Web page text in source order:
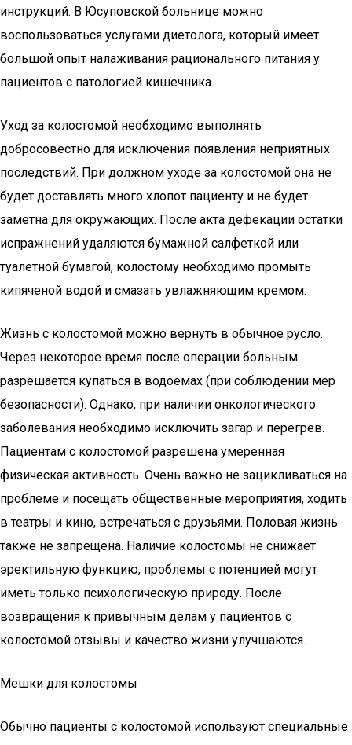
инструкций. В Юсуповской больнице можно
воспользоваться услугами диетолога, который имеет
большой опыт налаживания рационального питания у
пациентов с патологией кишечника.
Уход за колостомой необходимо выполнять
добросовестно для исключения появления неприятных
последствий. При должном уходе за колостомой она не
будет доставлять много хлопот пациенту и не будет
заметна для окружающих. После акта дефекации остатки
испражнений удаляются бумажной салфеткой или
туалетной бумагой, колостому необходимо промыть
кипяченой водой и смазать увлажняющим кремом.
Жизнь с колостомой можно вернуть в обычное русло.
Через некоторое время после операции больным
разрешается купаться в водоемах (при соблюдении мер
безопасности). Однако, при наличии онкологического
заболевания необходимо исключить загар и перегрев.
Пациентам с колостомой разрешена умеренная
физическая активность. Очень важно не зацикливаться на
проблеме и посещать общественные мероприятия, ходить
в театры и кино, встречаться с друзьями. Половая жизнь
также не запрещена. Наличие колостомы не снижает
эректильную функцию, проблемы с потенцией могут
иметь только психологическую природу. После
возвращения к привычным делам у пациентов с
колостомой отзывы и качество жизни улучшаются.
Мешки для колостомы
Обычно пациенты с колостомой используют специальные